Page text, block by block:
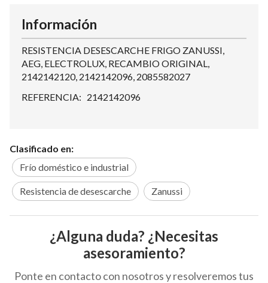
Información
RESISTENCIA DESESCARCHE FRIGO ZANUSSI,
AEG, ELECTROLUX, RECAMBIO ORIGINAL,
2142142120, 2142142096, 2085582027
REFERENCIA: 2142142096
Clasificado en:
Frío doméstico e industrial
Resistencia de desescarche Zanussi
¿Alguna duda? ¿Necesitas
asesoramiento?
Ponte en contacto con nosotros y resolveremos tus